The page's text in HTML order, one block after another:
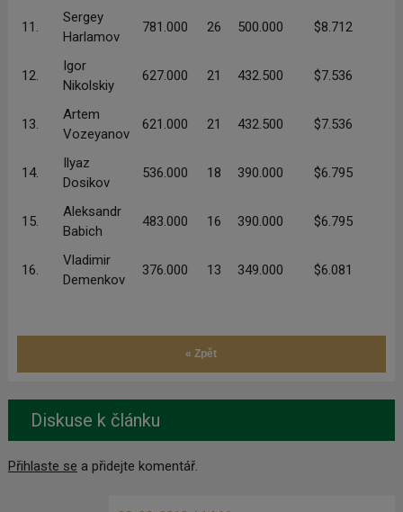
11.
Sergey
Harlamov
781.000 26 500.000 $8.712
12.
Igor
Nikolskiy
627.000 21 432.500 $7.536
13.
Artem
Vozeyanov
621.000 21 432.500 $7.536
14.
Ilyaz
Dosikov
536.000 18 390.000 $6.795
15.
Aleksandr
Babich
483.000 16 390.000 $6.795
16.
Vladimir
Demenkov
376.000 13 349.000 $6.081
« Zpět
Diskuse k článku
Přihlaste se a přidejte komentář.